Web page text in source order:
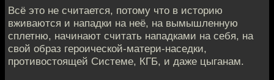
Всё это не считается, потому что в историю
вживаются и нападки на неё, на вымышленную
сплетню, начинают считать нападками на себя, на
свой образ героической-матери-наседки,
противостоящей Системе, КГБ, и даже цыганам.